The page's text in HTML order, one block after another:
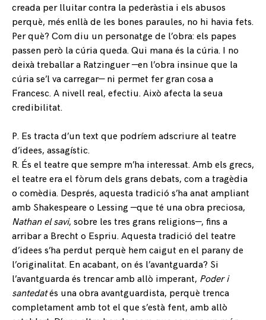
creada per lluitar contra la pederàstia i els abusos
perquè, més enllà de les bones paraules, no hi havia fets.
Per què? Com diu un personatge de l’obra: els papes
passen però la cúria queda. Qui mana és la cúria. I no
deixà treballar a Ratzinguer —en l’obra insinue que la
cúria se’l va carregar— ni permet fer gran cosa a
Francesc. A nivell real, efectiu. Això afecta la seua
credibilitat.
P. Es tracta d’un text que podríem adscriure al teatre
d’idees, assagístic.
R. És el teatre que sempre m’ha interessat. Amb els grecs,
el teatre era el fòrum dels grans debats, com a tragèdia
o comèdia. Després, aquesta tradició s’ha anat ampliant
amb Shakespeare o Lessing —que té una obra preciosa,
Nathan el savi, sobre les tres grans religions—, fins a
arribar a Brecht o Espriu. Aquesta tradició del teatre
d’idees s’ha perdut perquè hem caigut en el parany de
l’originalitat. En acabant, on és l’avantguarda? Si
l’avantguarda és trencar amb allò imperant, Poder i
santedatés una obra avantguardista, perquè trenca
completament amb tot el que s’està fent, amb allò